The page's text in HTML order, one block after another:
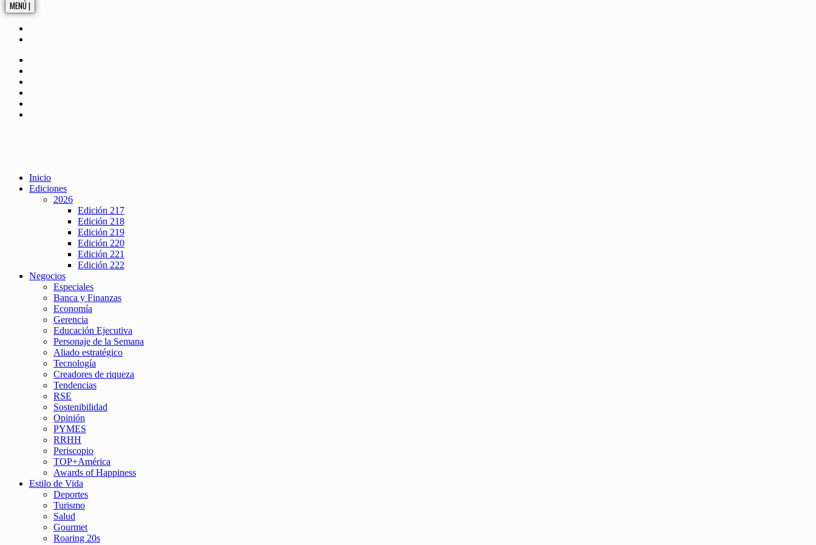
MENÚ |
Inicio
Ediciones
2026
Edición 217
Edición 218
Edición 219
Edición 220
Edición 221
Edición 222
Negocios
Especiales
Banca y Finanzas
Economía
Gerencia
Educación Ejecutiva
Personaje de la Semana
Aliado estratégico
Tecnología
Creadores de riqueza
Tendencias
RSE
Sostenibilidad
Opinión
PYMES
RRHH
Periscopio
TOP+América
Awards of Happiness
Estilo de Vida
Deportes
Turismo
Salud
Gourmet
Roaring 20s